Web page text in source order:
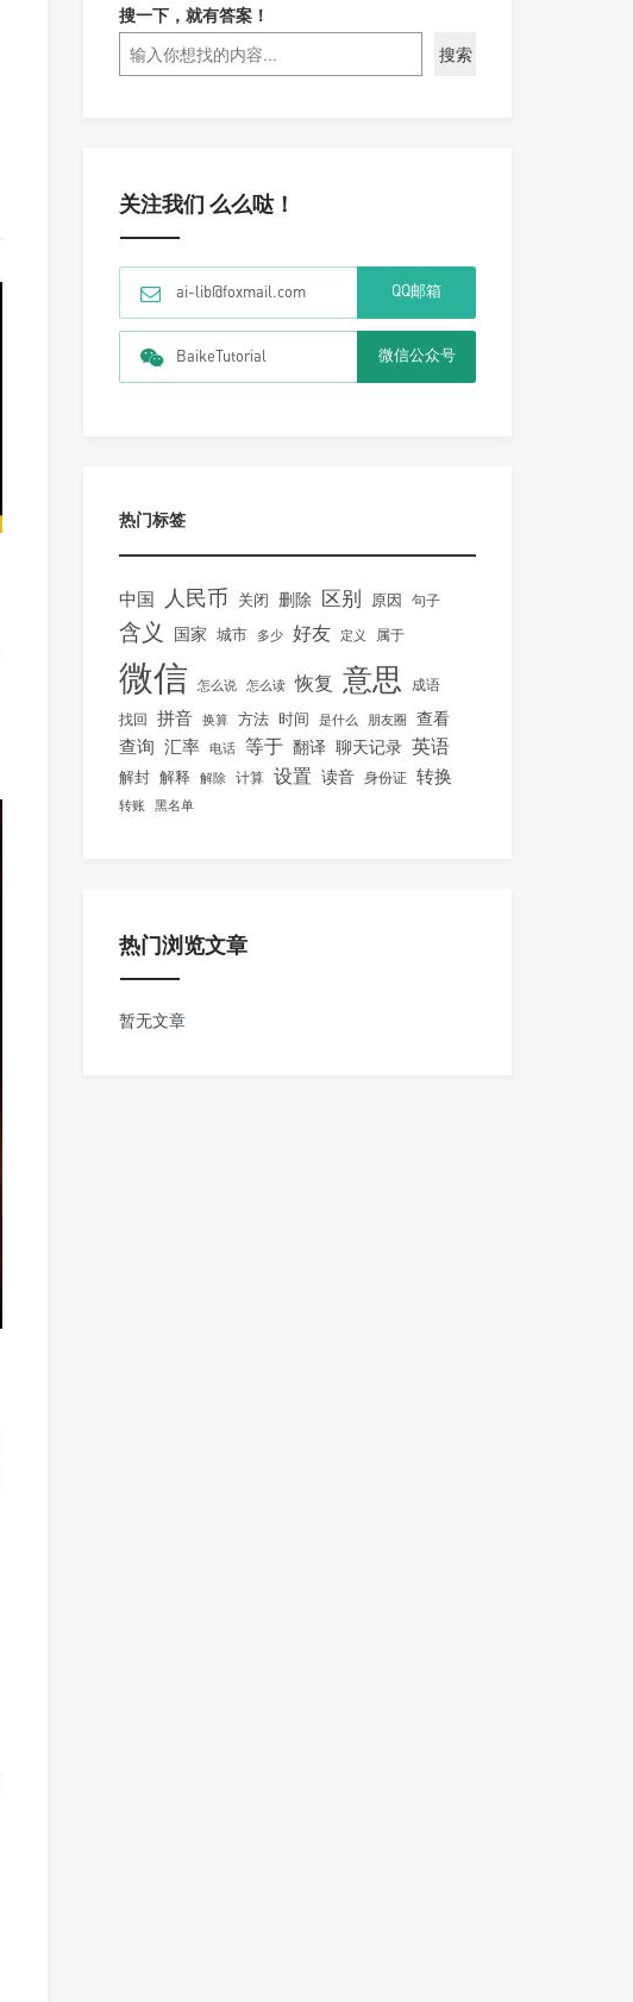
搜一下，就有答案！
搜索
关注我们 么么哒！
ai-lib@foxmail.com QQ邮箱
BaikeTutorial 微信公众号
热门标签
中国 人民币 关闭 删除 区别 原因 句子
含义 国家 城市 多少 好友 定义 属于
微信 怎么说 怎么读 恢复 意思 成语
找回 拼音 换算 方法 时间 是什么 朋友圈 查看
查询 汇率 电话 等于 翻译 聊天记录 英语
解封 解释 解除 计算 设置 读音 身份证 转换
转账 黑名单
热门浏览文章
暂无文章